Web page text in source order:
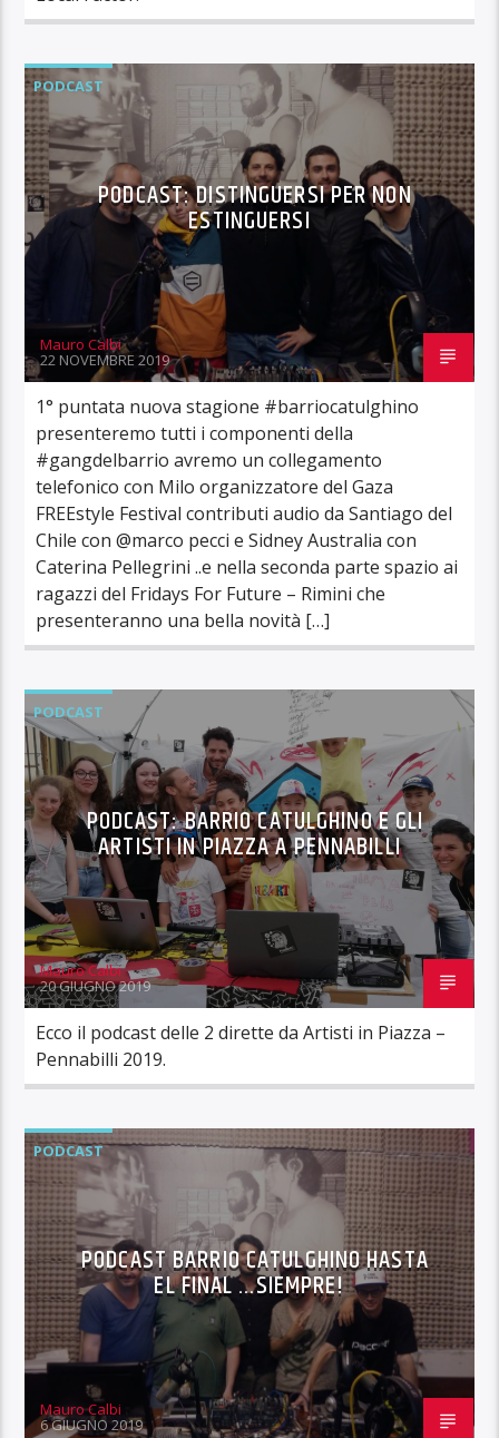
PODCAST
PODCAST: DISTINGUERSI PER NON
ESTINGUERSI
Mauro Calbi
22 NOVEMBRE 2019
1° puntata nuova stagione #barriocatulghino
presenteremo tutti i componenti della
#gangdelbarrio avremo un collegamento
telefonico con Milo organizzatore del Gaza
FREEstyle Festival contributi audio da Santiago del
Chile con @marco pecci e Sidney Australia con
Caterina Pellegrini ..e nella seconda parte spazio ai
ragazzi del Fridays For Future – Rimini che
presenteranno una bella novità […]
PODCAST
PODCAST: BARRIO CATULGHINO E GLI
ARTISTI IN PIAZZA A PENNABILLI
Mauro Calbi
20 GIUGNO 2019
Ecco il podcast delle 2 dirette da Artisti in Piazza –
Pennabilli 2019.
PODCAST
PODCAST BARRIO CATULGHINO HASTA
EL FINAL …SIEMPRE!
Mauro Calbi
6 GIUGNO 2019